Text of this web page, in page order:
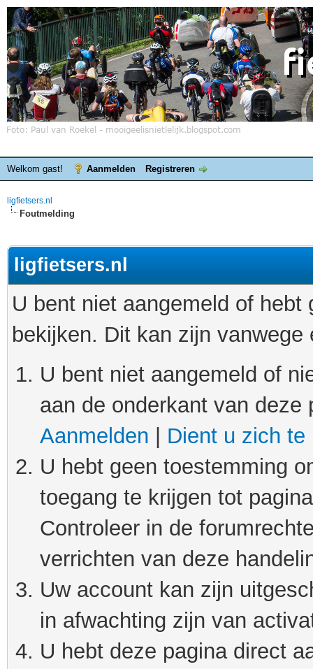
Welkom gast! Aanmelden Registreren
ligfietsers.nl
Foutmelding
ligfietsers.nl
U bent niet aangemeld of
bekijken. Dit kan zijn
U bent niet aangemeld of
aan de onderkant van
Aanmelden
Dient u zich te
U hebt geen toestemming
toegang te krijgen tot
Controleer in de
verrichten van deze
Uw account kan zijn
in afwachting zijn van
U hebt deze pagina direct